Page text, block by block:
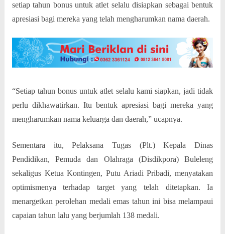
setiap tahun bonus untuk atlet selalu disiapkan sebagai bentuk
apresiasi bagi mereka yang telah mengharumkan nama daerah.
“Setiap tahun bonus untuk atlet selalu kami siapkan, jadi tidak
perlu dikhawatirkan. Itu bentuk apresiasi bagi mereka yang
mengharumkan nama keluarga dan daerah,” ucapnya.
Sementara itu, Pelaksana Tugas (Plt.) Kepala Dinas
Pendidikan, Pemuda dan Olahraga (Disdikpora) Buleleng
sekaligus Ketua Kontingen, Putu Ariadi Pribadi, menyatakan
optimismenya terhadap target yang telah ditetapkan. Ia
menargetkan perolehan medali emas tahun ini bisa melampaui
capaian tahun lalu yang berjumlah 138 medali.